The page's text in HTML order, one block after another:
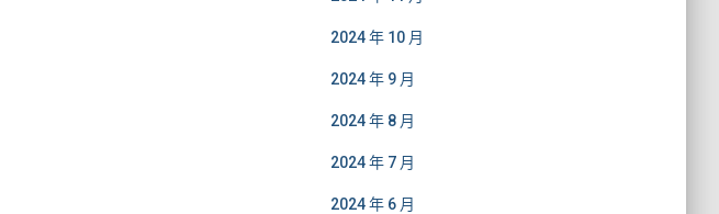
2024 年 10 月
2024 年 9 月
2024 年 8 月
2024 年 7 月
2024 年 6 月